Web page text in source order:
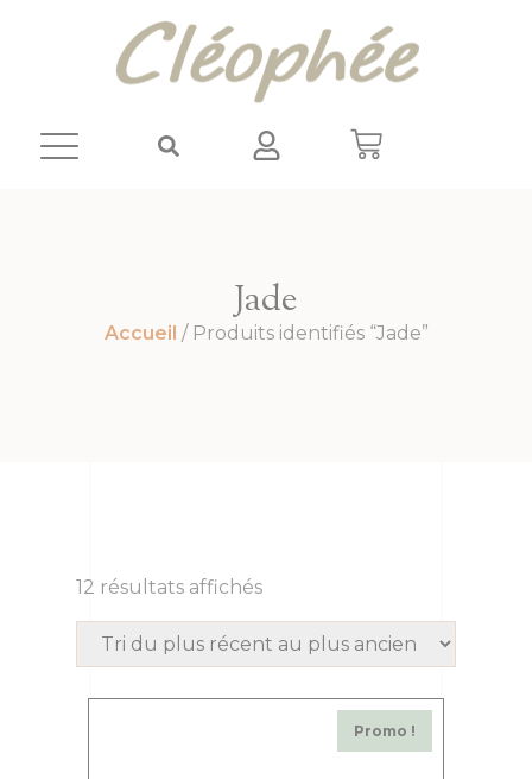
Jade
Accueil / Produits identifiés “Jade”
12 résultats affichés
Promo !